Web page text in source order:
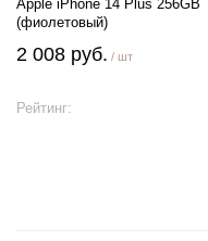
Apple iPhone 14 Plus 256GB
(фиолетовый)
2 008 руб. / шт
Рейтинг: